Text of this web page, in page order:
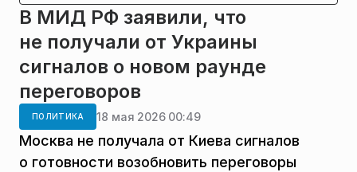
В МИД РФ заявили, что
не получали от Украины
сигналов о новом раунде
переговоров
ПОЛИТИКА 18 мая 2026 00:49
Москва не получала от Киева сигналов
о готовности возобновить переговоры